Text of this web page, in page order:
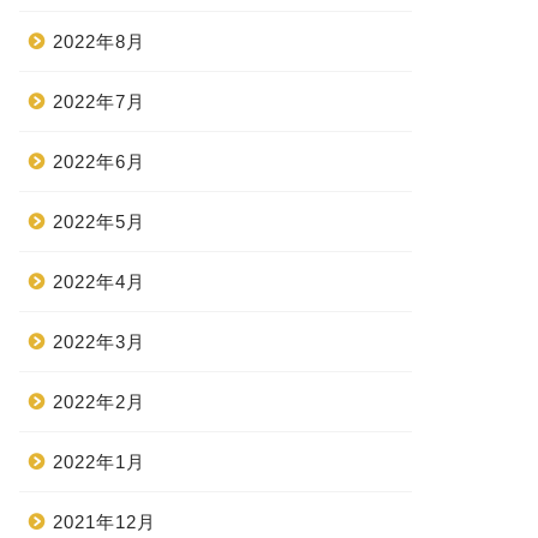
2022年8月
2022年7月
2022年6月
2022年5月
2022年4月
2022年3月
2022年2月
2022年1月
2021年12月